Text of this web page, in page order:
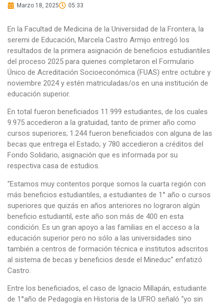
Marzo 18, 2025 05:33
En la Facultad de Medicina de la Universidad de la Frontera, la
seremi de Educación, Marcela Castro Armijo entregó los
resultados de la primera asignación de beneficios estudiantiles
del proceso 2025 para quienes completaron el Formulario
Único de Acreditación Socioeconómica (FUAS) entre octubre y
noviembre 2024 y estén matriculadas/os en una institución de
educación superior.
En total fueron beneficiados 11.999 estudiantes, de los cuales
9.975 accedieron a la gratuidad, tanto de primer año como
cursos superiores; 1.244 fueron beneficiados con alguna de las
becas que entrega el Estado; y 780 accedieron a créditos del
Fondo Solidario, asignación que es informada por su
respectiva casa de estudios.
“Estamos muy contentos porque somos la cuarta región con
más beneficios estudiantiles, a estudiantes de 1° año o cursos
superiores que quizás en años anteriores no lograron algún
beneficio estudiantil, este año son más de 400 en esta
condición. Es un gran apoyo a las familias en el acceso a la
educación superior pero no sólo a las universidades sino
también a centros de formación técnica e institutos adscritos
al sistema de becas y beneficios desde el Mineduc” enfatizó
Castro.
Entre los beneficiados, el caso de Ignacio Millapán, estudiante
de 1°año de Pedagogía en Historia de la UFRO señaló “yo sin